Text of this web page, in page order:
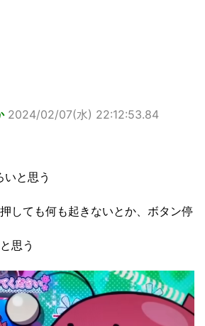
2024/02/07(水) 22:12:53.84
いと思う
しても何も起きないとか、ボタン停
思う